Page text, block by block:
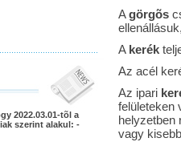
2022.03.01-tõl a
szerint alakul: -
Agörgõs
A kerék
Az acél
Az ipari
felületeken
helyzetben
vagy